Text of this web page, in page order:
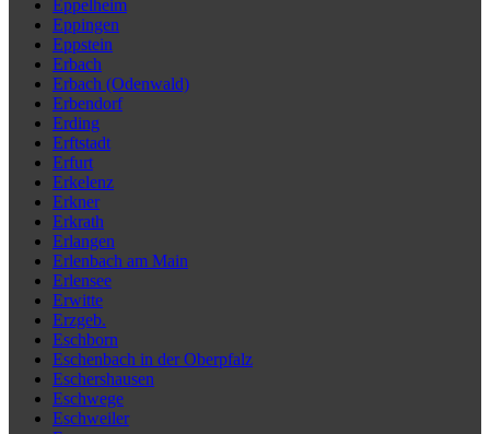
Eppelheim
Eppingen
Eppstein
Erbach
Erbach (Odenwald)
Erbendorf
Erding
Erftstadt
Erfurt
Erkelenz
Erkner
Erkrath
Erlangen
Erlenbach am Main
Erlensee
Erwitte
Erzgeb.
Eschborn
Eschenbach in der Oberpfalz
Eschershausen
Eschwege
Eschweiler